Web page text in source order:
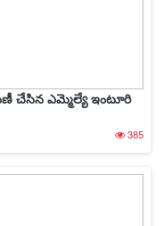
చేసిన ఎమ్మెల్యే ఇంటూరి
385